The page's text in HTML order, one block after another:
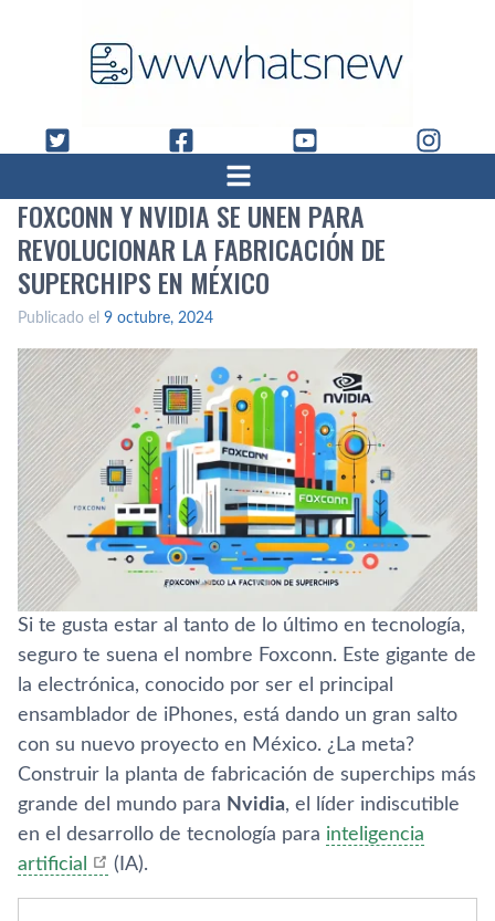
FOXCONN Y NVIDIA SE UNEN PARA
REVOLUCIONAR LA FABRICACIÓN DE
SUPERCHIPS EN MÉXICO
Publicado el 9 octubre, 2024
Si te gusta estar al tanto de lo último en tecnología,
seguro te suena el nombre Foxconn. Este gigante de
la electrónica, conocido por ser el principal
ensamblador de iPhones, está dando un gran salto
con su nuevo proyecto en México. ¿La meta?
Construir la planta de fabricación de superchips más
grande del mundo para Nvidia, el líder indiscutible
en el desarrollo de tecnología para inteligencia
artificial
(IA).